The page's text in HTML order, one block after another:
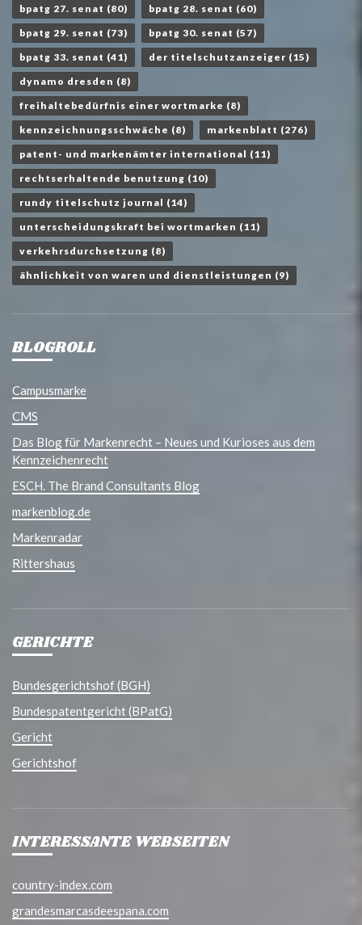
bpatg 27. senat (80) bpatg 28. senat (60)
bpatg 29. senat (73) bpatg 30. senat (57)
bpatg 33. senat (41) der titelschutzanzeiger (15)
dynamo dresden (8)
freihaltebedürfnis einer wortmarke (8)
kennzeichnungsschwäche (8) markenblatt (276)
patent- und markenämter international (11)
rechtserhaltende benutzung (10)
rundy titelschutz journal (14)
unterscheidungskraft bei wortmarken (11)
verkehrsdurchsetzung (8)
ähnlichkeit von waren und dienstleistungen (9)
BLOGROLL
Campusmarke
CMS
Das Blog für Markenrecht – Neues und Kurioses aus dem
Kennzeichenrecht
ESCH. The Brand Consultants Blog
markenblog.de
Markenradar
Rittershaus
GERICHTE
Bundesgerichtshof (BGH)
Bundespatentgericht (BPatG)
Gericht
Gerichtshof
INTERESSANTE WEBSEITEN
country-index.com
grandesmarcasdeespana.com